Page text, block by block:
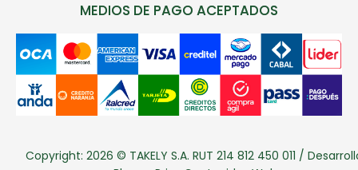
MEDIOS DE PAGO ACEPTADOS
Copyright: 2026 © TAKELY S.A. RUT 214 812 450 011 /